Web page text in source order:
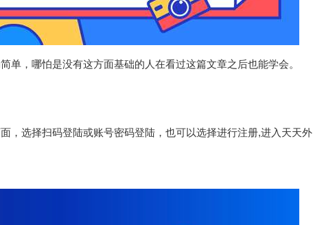
单，哪怕是没有这方面基础的人在看过这篇文章之后也能学会。
，选择扫码登陆或账号密码登陆，也可以选择进行注册,进入天天外